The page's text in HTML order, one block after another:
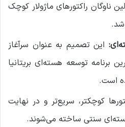
ناوگان راکتورهای ماژولار کوچک
این تصمیم به عنوان سرآغاز
برنامه توسعه هسته‌ای بریتانیا
است.
کوچکتر، سریع‌تر و در نهایت
هسته‌ای سنتی ساخته می‌شوند.